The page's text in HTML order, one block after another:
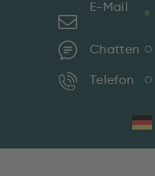
E-Mail
Chatten
Telefon